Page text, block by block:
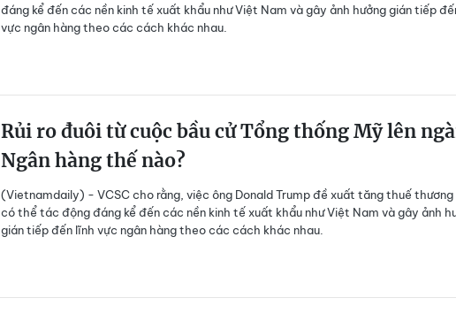
đáng kể đến các nền kinh tế xuất khẩu như Việt Nam và gây ảnh hưởng gián tiếp
vực ngân hàng theo các cách khác nhau.
Rủi ro đuôi từ cuộc bầu cử Tổng thống Mỹ lên
Ngân hàng thế nào?
(Vietnamdaily) - VCSC cho rằng, việc ông Donald Trump đề xuất tăng thuế thương
có thể tác động đáng kể đến các nền kinh tế xuất khẩu như Việt Nam và gây ảnh
gián tiếp đến lĩnh vực ngân hàng theo các cách khác nhau.